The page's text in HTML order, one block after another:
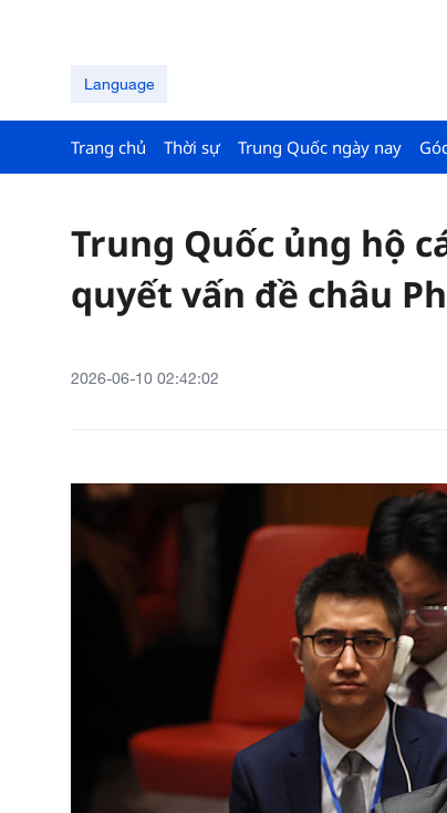
Language
Trang chủ Thời sự Trung Quốc ngày nay
Trung Quốc ủng hộ
quyết vấn đề châu
2026-06-10 02:42:02